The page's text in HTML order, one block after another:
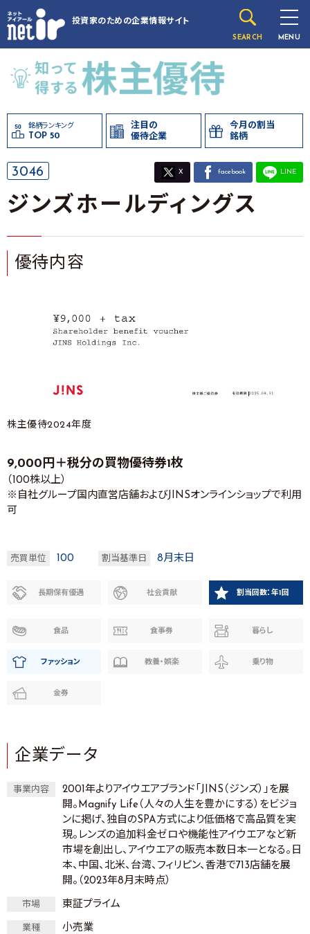
投資家のための企業情報サイト
SEARCH MENU
銘柄ランキング
TOP 50
注目の
優待企業
今月の割当
銘柄
3046 X facebook LINE
ジンズホールディングス
優待内容
株主優待2024年度
9,000円＋税分の買物優待券1枚
（100株以上）
※自社グループ国内直営店舗およびJINSオンラインショップで利用
可
売買単位 100 割当基準日 8月末日
長期保有優遇 社会貢献 割当回数：年1回
食品 食事券 暮らし
ファッション 教養・娯楽 乗り物
金券
企業データ
事業内容
2001年よりアイウエアブランド「JINS（ジンズ）」を展
開。Magnify Life（人々の人生を豊かにする）をビジョ
ンに掲げ、独自のSPA方式により低価格で高品質を実
現。レンズの追加料金ゼロや機能性アイウエアなど新
市場を創出し、アイウエアの販売本数日本一となる。日
本、中国、北米、台湾、フィリピン、香港で713店舗を展
開。（2023年8月末時点）
市場 東証プライム
業種 小売業